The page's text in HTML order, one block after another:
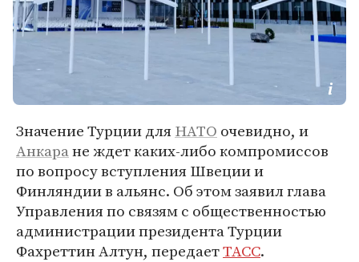
Значение Турции дляНАТО очевидно, и
Анкаране ждет каких-либо компромиссов
по вопросу вступления Швеции и
Финляндии в альянс. Об этом заявил глава
Управления по связям с общественностью
администрации президента Турции
Фахреттин Алтун, передаетТАСС.